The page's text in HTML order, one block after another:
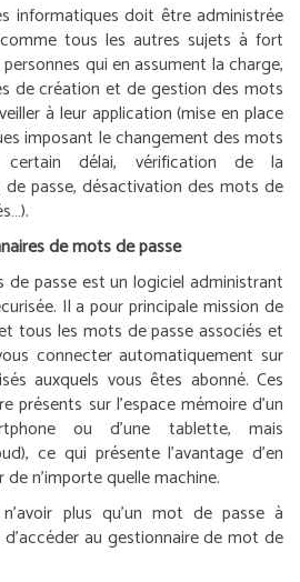
informatiques doit être administrée
tous les autres sujets à fort
qui en assument la charge,
de création et de gestion des mots
à leur application (mise en place
imposant le changement des mots
délai, vérification de la
passe, désactivation des mots de
de mots de passe
passe est un logiciel administrant
Il a pour principale mission de
tous les mots de passe associés et
connecter automatiquement sur
auxquels vous êtes abonné. Ces
présents sur l’espace mémoire d’un
ou d’une tablette, mais
ce qui présente l’avantage d’en
n’importe quelle machine.
plus qu’un mot de passe à
au gestionnaire de mot de